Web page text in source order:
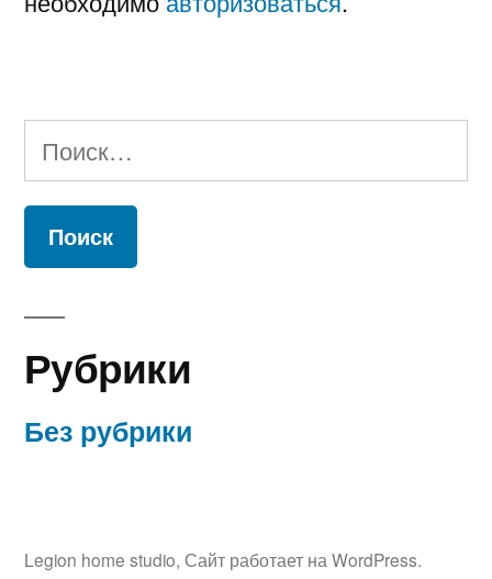
Найти:
Рубрики
Без рубрики
Legion home studio, Сайт работает на WordPress.